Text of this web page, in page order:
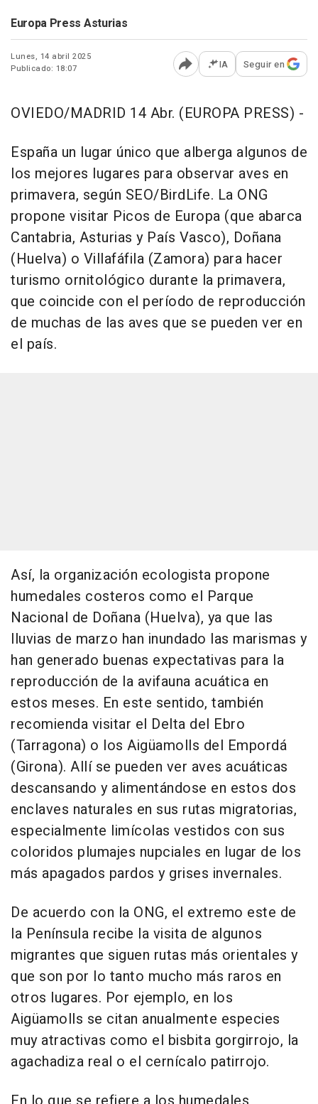
Europa Press Asturias
Lunes, 14 abril 2025
Publicado: 18:07
Abrir opciones para
IA Seguir en
OVIEDO/MADRID 14 Abr. (EUROPA PRESS) -
España un lugar único que alberga algunos de
los mejores lugares para observar aves en
primavera, según SEO/BirdLife. La ONG
propone visitar Picos de Europa (que abarca
Cantabria, Asturias y País Vasco), Doñana
(Huelva) o Villafáfila (Zamora) para hacer
turismo ornitológico durante la primavera,
que coincide con el período de reproducción
de muchas de las aves que se pueden ver en
el país.
Así, la organización ecologista propone
humedales costeros como el Parque
Nacional de Doñana (Huelva), ya que las
lluvias de marzo han inundado las marismas y
han generado buenas expectativas para la
reproducción de la avifauna acuática en
estos meses. En este sentido, también
recomienda visitar el Delta del Ebro
(Tarragona) o los Aigüamolls del Empordá
(Girona). Allí se pueden ver aves acuáticas
descansando y alimentándose en estos dos
enclaves naturales en sus rutas migratorias,
especialmente limícolas vestidos con sus
coloridos plumajes nupciales en lugar de los
más apagados pardos y grises invernales.
De acuerdo con la ONG, el extremo este de
la Península recibe la visita de algunos
migrantes que siguen rutas más orientales y
que son por lo tanto mucho más raros en
otros lugares. Por ejemplo, en los
Aigüamolls se citan anualmente especies
muy atractivas como el bisbita gorgirrojo, la
agachadiza real o el cernícalo patirrojo.